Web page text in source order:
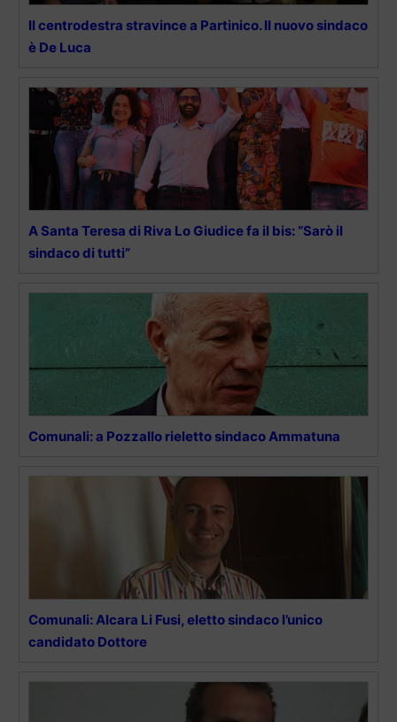
Il centrodestra stravince a Partinico. Il nuovo sindaco
è De Luca
A Santa Teresa di Riva Lo Giudice fa il bis: “Sarò il
sindaco di tutti”
Comunali: a Pozzallo rieletto sindaco Ammatuna
Comunali: Alcara Li Fusi, eletto sindaco l’unico
candidato Dottore